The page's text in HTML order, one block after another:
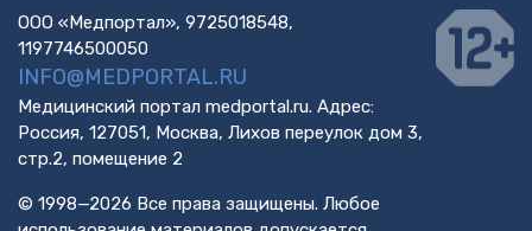
ООО «Медпортал», 9725018548,
1197746500050
INFO@MEDPORTAL.RU
Медицинский портал medportal.ru. Адрес:
Россия, 127051, Москва, Лихов переулок дом 3,
стр.2, помещение 2
© 1998—2026 Все права защищены. Любое